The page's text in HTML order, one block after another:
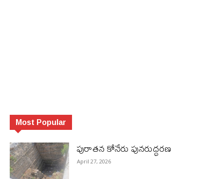
Most Popular
పురాత‌న కోనేరు పున‌రుద్ధ‌ర‌ణ
April 27, 2026